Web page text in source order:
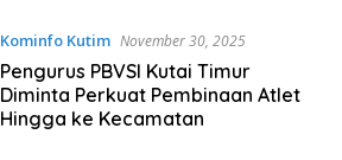
Kominfo Kutim November 30, 2025
Pengurus PBVSI Kutai Timur
Diminta Perkuat Pembinaan Atlet
Hingga ke Kecamatan